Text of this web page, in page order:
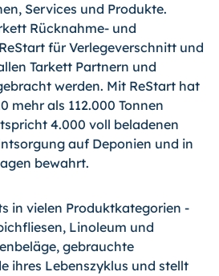
Services und Produkte.
Rücknahme- und
für Verlegeverschnitt und
Tarkett Partnern und
werden. Mit ReStart hat
mehr als 112.000 Tonnen
4.000 voll beladenen
auf Deponien und in
bewahrt.
in vielen Produktkategorien -
Linoleum und
gebrauchte
ihres Lebenszyklus und stellt